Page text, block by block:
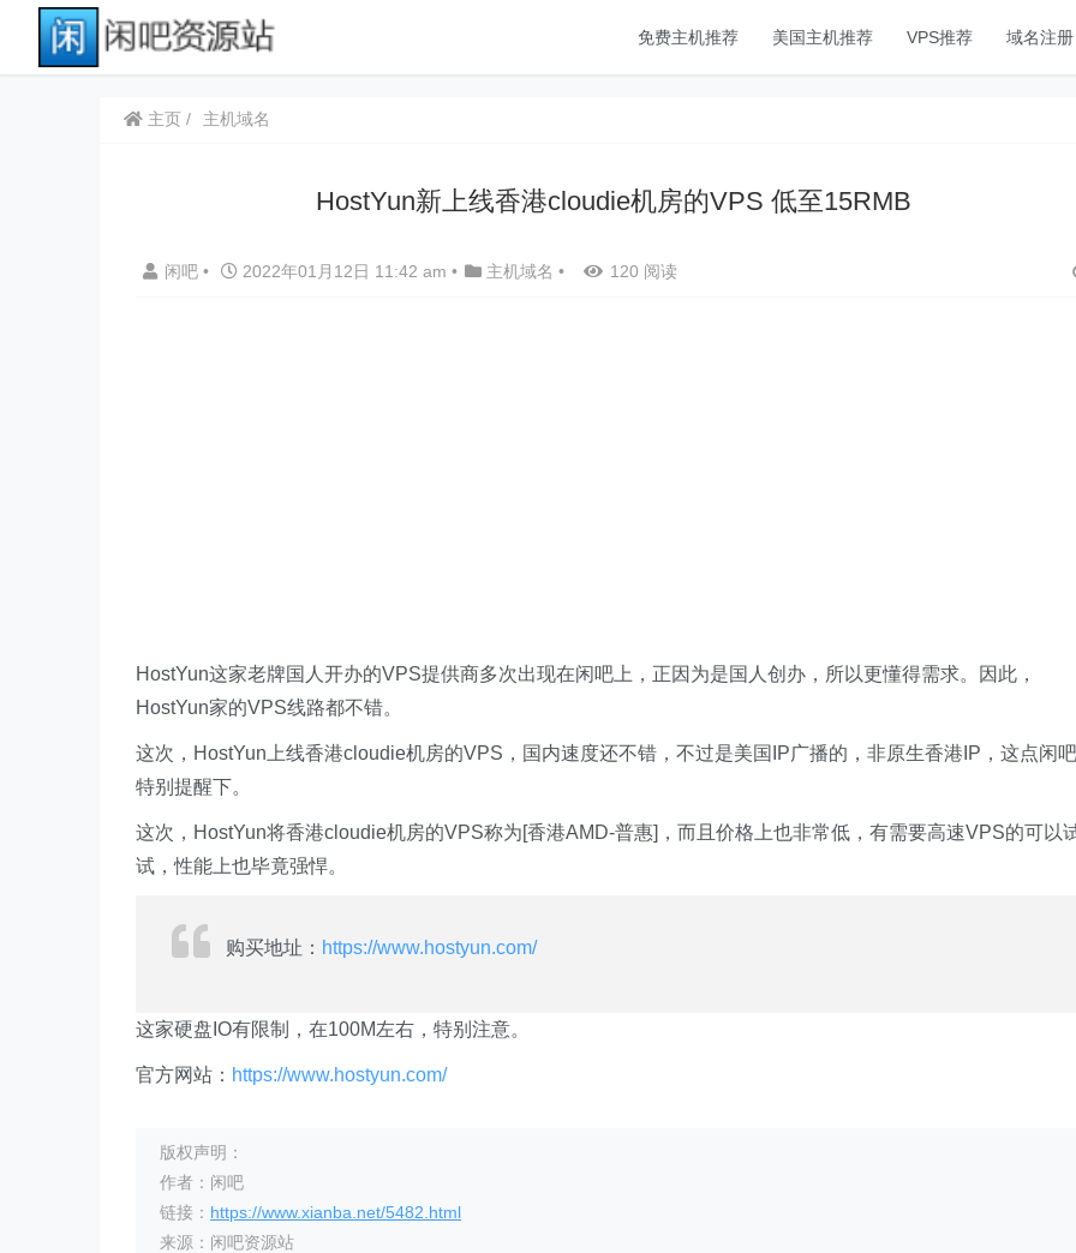
免费主机推荐 美国主机推荐 VPS推荐 域名注册
主页 主机域名
HostYun新上线香港cloudie机房的VPS 低至15RMB
闲吧 • 2022年01月12日 11:42 am • 主机域名 • 120 阅读
HostYun这家老牌国人开办的VPS提供商多次出现在闲吧上，正因为是国人创办，所以更懂得需求。因此，
HostYun家的VPS线路都不错。
这次，HostYun上线香港cloudie机房的VPS，国内速度还不错，不过是美国IP广播的，非原生香港IP，这点闲吧
特别提醒下。
这次，HostYun将香港cloudie机房的VPS称为[香港AMD-普惠]，而且价格上也非常低，有需要高速VPS的可以
试，性能上也毕竟强悍。
购买地址： https://www.hostyun.com/
这家硬盘IO有限制，在100M左右，特别注意。
官方网站： https://www.hostyun.com/
版权声明：
作者：闲吧
链接： https://www.xianba.net/5482.html
来源：闲吧资源站